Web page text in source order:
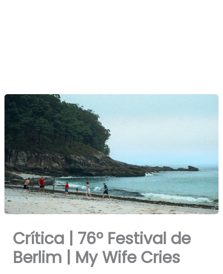
Crítica | 76º Festival de
Berlim | My Wife Cries